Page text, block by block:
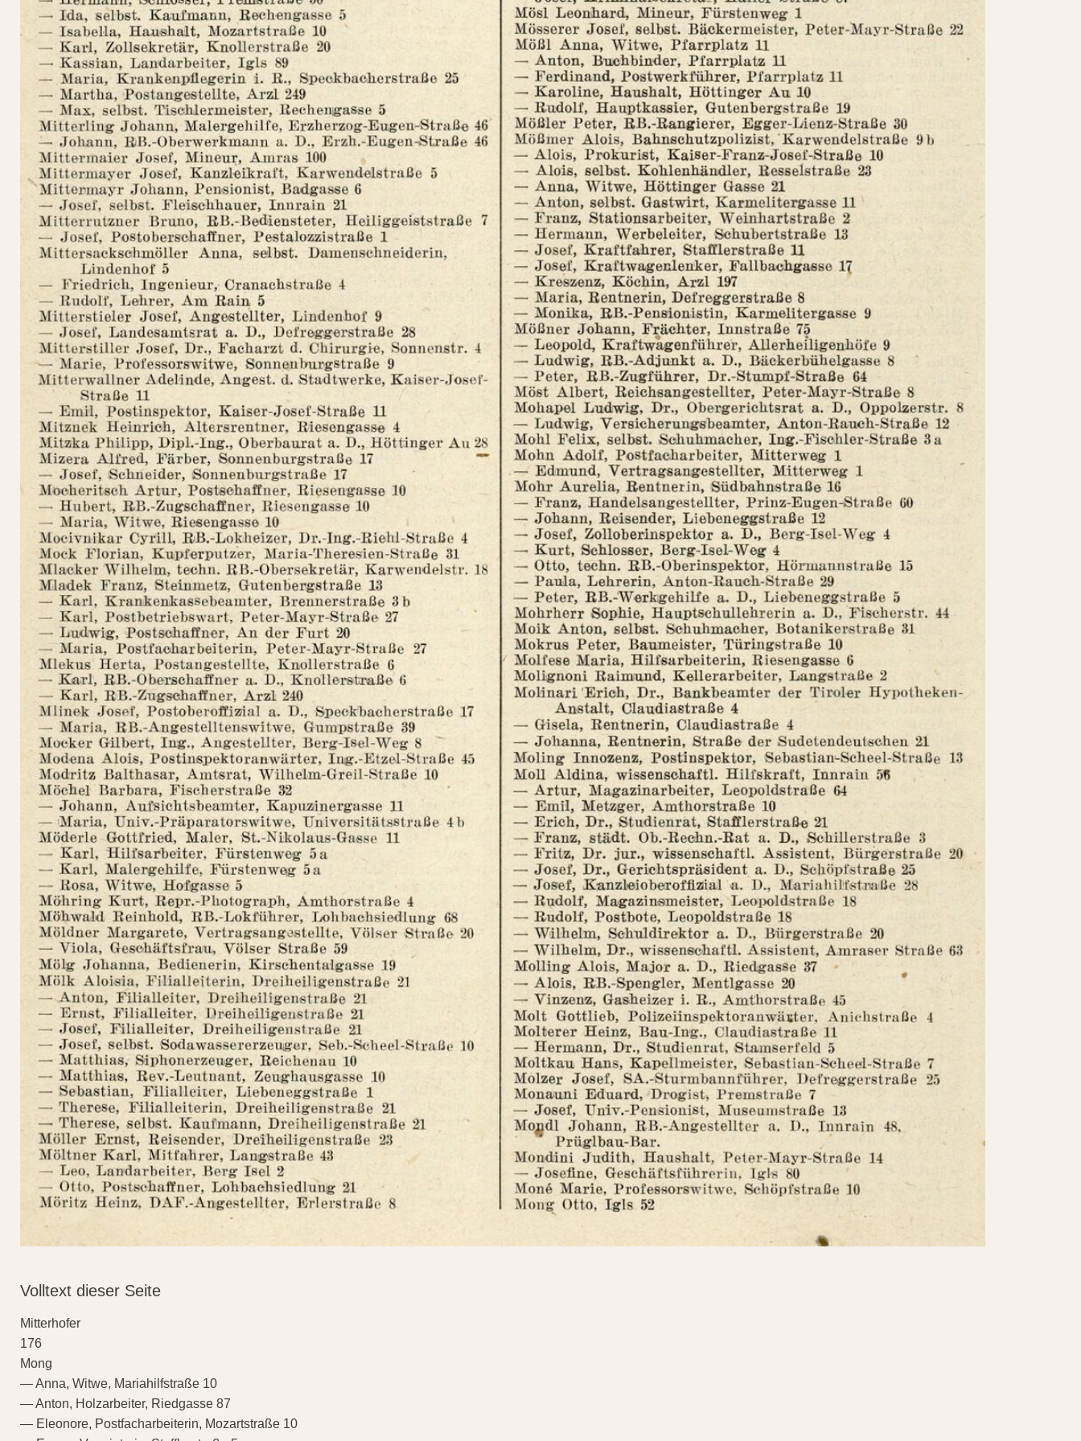
Volltext dieser Seite
Mitterhofer
176
Mong
— Anna, Witwe, Mariahilfstraße 10
— Anton, Holzarbeiter, Riedgasse 87
— Eleonore, Postfacharbeiterin, Mozartstraße 10